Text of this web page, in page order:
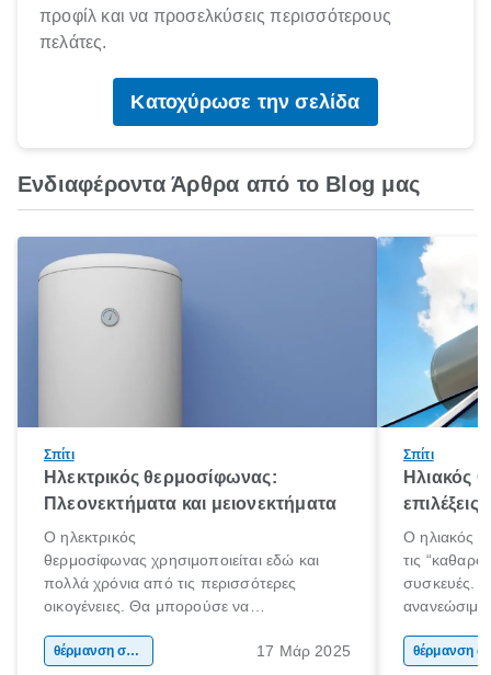
προφίλ και να προσελκύσεις περισσότερους
πελάτες.
Κατοχύρωσε την σελίδα
Ενδιαφέροντα Άρθρα από το Blog μας
Σπίτι
Ηλεκτρικός θερμοσίφωνας:
Πλεονεκτήματα και μειονεκτήματα
Ο ηλεκτρικός
θερμοσίφωνας χρησιμοποιείται εδώ και
πολλά χρόνια από τις περισσότερες
οικογένειες. Θα μπορούσε να
θέρμανσης νερού αλλά σίγουρα είναι η
θέρμανση σπιτιού 17 Μάρ 2025
Σπίτι
Ηλιακός
επιλέξεις
Ο ηλιακός
τις
συσκευές.
ανανεώσιμη
για την